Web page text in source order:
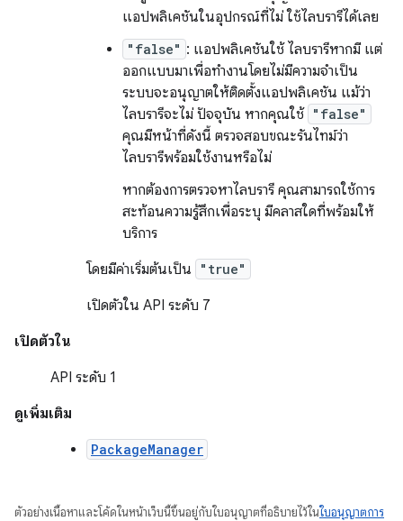
แอปพลิเคชันในอุปกรณ์ที่ไม่ ใช้ไลบรารีได้เลย
"false" : แอปพลิเคชันใช้ ไลบรารีหากมี แต่
ออกแบบมาเพื่อทำงานโดยไม่มีความจำเป็น
ระบบจะอนุญาตให้ติดตั้งแอปพลิเคชัน แม้ว่า
ไลบรารีจะไม่ ปัจจุบัน หากคุณใช้ "false"
คุณมีหน้าที่ดังนี้ ตรวจสอบขณะรันไทม์ว่า
ไลบรารีพร้อมใช้งานหรือไม่
หากต้องการตรวจหาไลบรารี คุณสามารถใช้การ
สะท้อนความรู้สึกเพื่อระบุ มีคลาสใดที่พร้อมให้
บริการ
โดยมีค่าเริ่มต้นเป็น
"true"
เปิดตัวใน API ระดับ 7
เปิดตัวใน
API ระดับ 1
ดูเพิ่มเติม
PackageManager
ตัวอย่างเนื้อหาและโค้ดในหน้าเว็บนี้ขึ้นอยู่กับใบอนุญาตที่อธิบายไว้ในใบอนุญาตการ